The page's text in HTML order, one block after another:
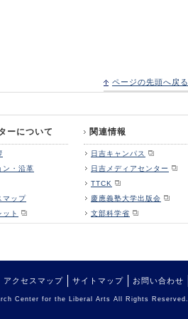
ページの先頭へ戻る
ーについて
ン・沿革
マップ
ット
関連情報
日吉キャンパス
日吉メディアセンター
TTCK
慶應義塾大学出版会
文部科学省
アクセスマップ サイトマップ お問い合わせ
Center for the Liberal Arts All Rights Reserved.